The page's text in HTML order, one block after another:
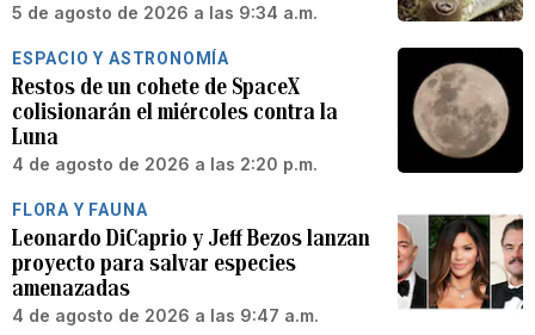
5 de agosto de 2026 a las 9:34 a.m.
ESPACIO Y ASTRONOMÍA
Restos de un cohete de SpaceX
colisionarán el miércoles contra la
Luna
4 de agosto de 2026 a las 2:20 p.m.
FLORA Y FAUNA
Leonardo DiCaprio y Jeff Bezos lanzan
proyecto para salvar especies
amenazadas
4 de agosto de 2026 a las 9:47 a.m.